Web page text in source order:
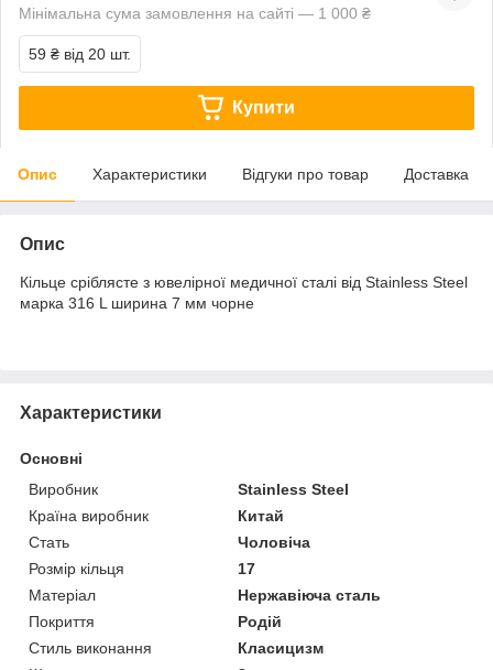
Мінімальна сума замовлення на сайті — 1 000 ₴
59 ₴ від 20 шт.
Купити
Опис Характеристики Відгуки про товар Доставка
Опис
Кільце сріблясте з ювелірної медичної сталі від Stainless Steel
марка 316 L ширина 7 мм чорне
Характеристики
Основні
Виробник
Stainless Steel
Країна виробник
Китай
Стать
Чоловіча
Розмір кільця
17
Матеріал
Нержавіюча сталь
Покриття
Родій
Стиль виконання
Класицизм